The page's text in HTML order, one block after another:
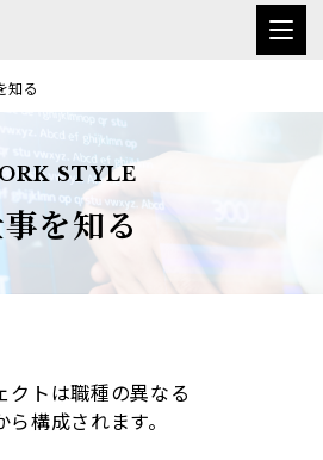
知る
STYLE
を知る
クトは職種の異なる
構成されます。